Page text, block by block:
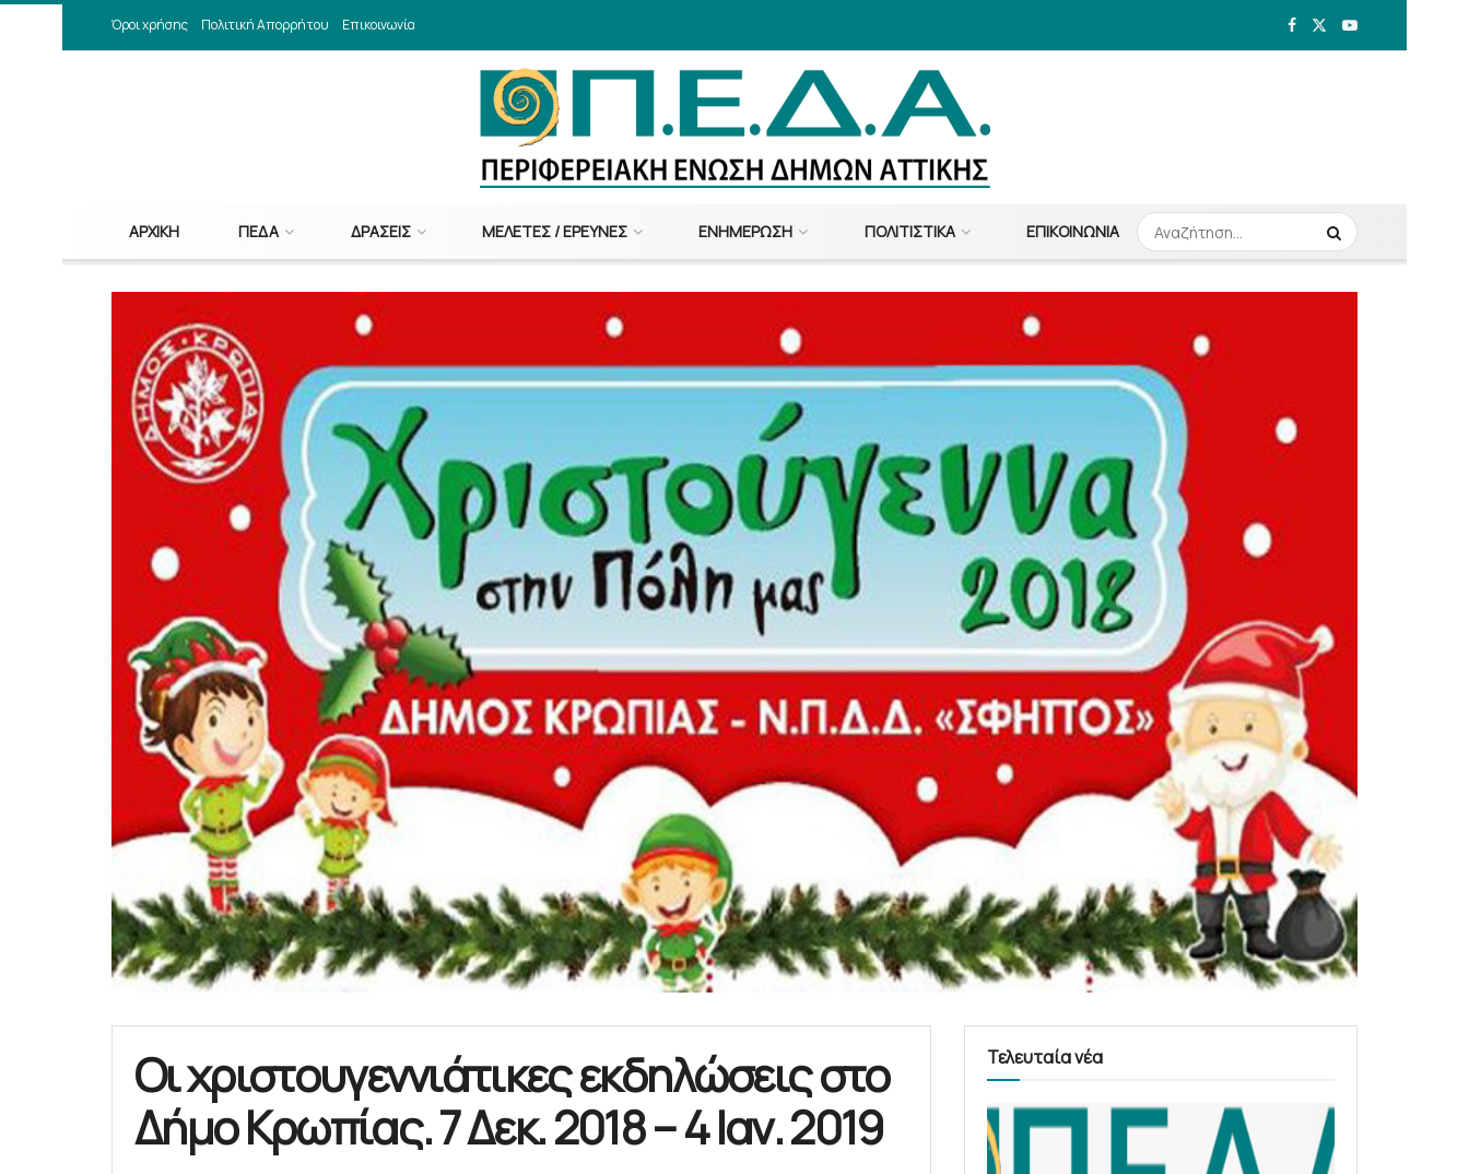
Όροι χρήσης Πολιτική Απορρήτου Επικοινωνία
ΑΡΧΙΚΉ ΠΕΔΑ ΔΡΆΣΕΙΣ ΜΕΛΈΤΕΣ / ΈΡΕΥΝΕΣ ΕΝΗΜΈΡΩΣΗ ΠΟΛΙΤΙΣΤΙΚΆ ΕΠΙΚΟΙΝΩΝΊΑ
Οι χριστουγεννιάτικες εκδηλώσεις στο
Δήμο Κρωπίας. 7 Δεκ. 2018 – 4 Ιαν. 2019
Τελευταία νέα